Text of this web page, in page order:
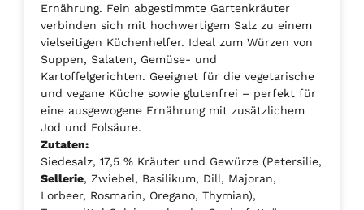
Ernährung. Fein abgestimmte Gartenkräuter
verbinden sich mit hochwertigem Salz zu einem
vielseitigen Küchenhelfer. Ideal zum Würzen von
Suppen, Salaten, Gemüse- und
Kartoffelgerichten. Geeignet für die vegetarische
und vegane Küche sowie glutenfrei – perfekt für
eine ausgewogene Ernährung mit zusätzlichem
Jod und Folsäure.
Zutaten:
Siedesalz, 17,5 % Kräuter und Gewürze (Petersilie,
Sellerie, Zwiebel, Basilikum, Dill, Majoran,
Lorbeer, Rosmarin, Oregano, Thymian),